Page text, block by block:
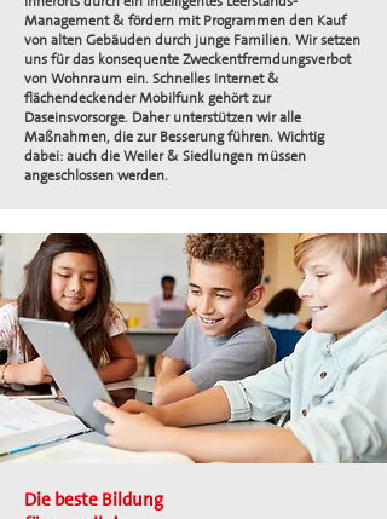
Management & fördern mit Programmen den Kauf
von alten Gebäuden durch junge Familien. Wir setzen
uns für das konsequente Zweckentfremdungsverbot
von Wohnraum ein. Schnelles Internet &
flächendeckender Mobilfunk gehört zur
Daseinsvorsorge. Daher unterstützen wir alle
Maßnahmen, die zur Besserung führen. Wichtig
dabei: auch die Weiler & Siedlungen müssen
angeschlossen werden.
Die beste Bildung